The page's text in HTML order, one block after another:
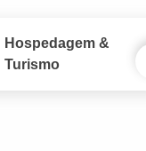
Hospedagem &
Turismo